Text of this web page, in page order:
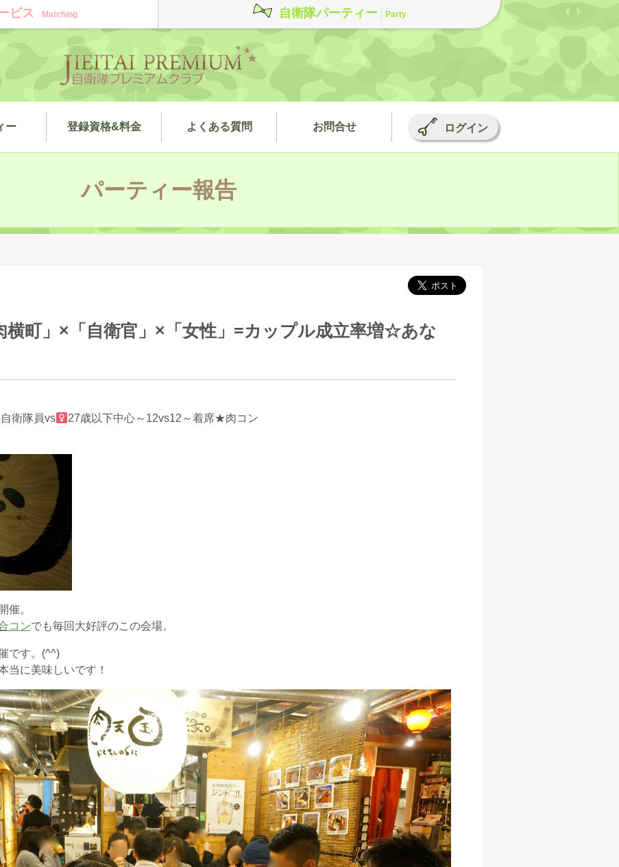
ビス Matching 自衛隊パーティー Party
ー 登録資格&料金 よくある質問 お問合せ ログイン
パーティー報告
横町」×「自衛官」×「女性」=カップル成立率増☆あな
衛隊員vs
27歳以下中心～12vs12～着席★肉コン
催。
コンでも毎回大好評のこの会場。
です。(^^)
当に美味しいです！